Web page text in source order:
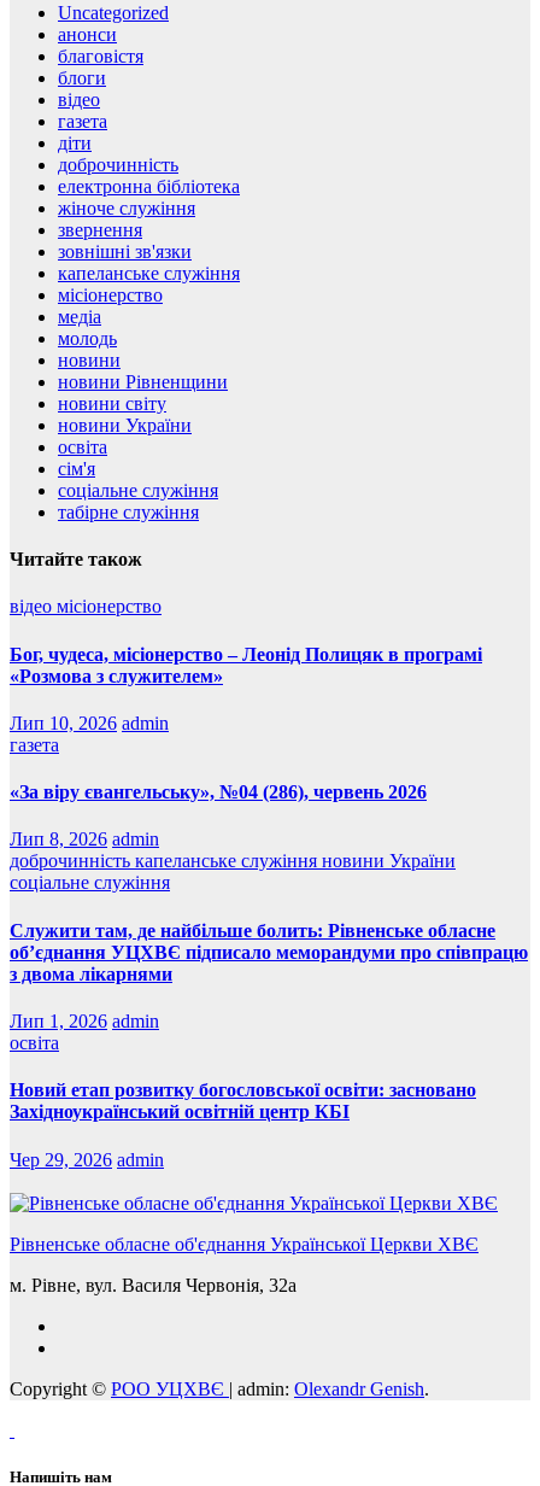
Uncategorized
анонси
благовістя
блоги
відео
газета
діти
доброчинність
електронна бібліотека
жіноче служіння
звернення
зовнішні зв'язки
капеланське служіння
місіонерство
медіа
молодь
новини
новини Рівненщини
новини світу
новини України
освіта
сім'я
соціальне служіння
табірне служіння
Читайте також
відео місіонерство
Бог, чудеса, місіонерство – Леонід Полицяк в програмі
«Розмова з служителем»
Лип 10, 2026 admin
газета
«За віру євангельську», №04 (286), червень 2026
Лип 8, 2026 admin
доброчинність капеланське служіння новини України
соціальне служіння
Служити там, де найбільше болить: Рівненське обласне
об’єднання УЦХВЄ підписало меморандуми про співпрацю
з двома лікарнями
Лип 1, 2026 admin
освіта
Новий етап розвитку богословської освіти: засновано
Західноукраїнський освітній центр КБІ
Чер 29, 2026 admin
Рівненське обласне об'єднання Української Церкви ХВЄ
м. Рівне, вул. Василя Червонія, 32а
Copyright © РОО УЦХВЄ | admin: Olexandr Genish.
Напишіть нам